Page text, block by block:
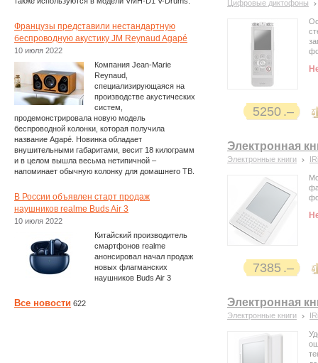
Цифровые диктофоны
5250
Электронная
Электронные книги
7385
Электронная
Электронные книги
Французы представили нестандартную
беспроводную акустику JM Reynaud Agapé
10 июля 2022
Компания Jean-Marie
Reynaud,
специализирующаяся на
производстве акустических
систем,
продемонстрировала новую модель
беспроводной колонки, которая получила
название Agapé. Новинка обладает
внушительными габаритами, весит 18 килограмм
и в целом вышла весьма нетипичной –
напоминает обычную колонку для домашнего ТВ.
В России объявлен старт продаж
наушников realme Buds Air 3
10 июля 2022
Китайский производитель
смартфонов realme
анонсировал начал продаж
новых флагманских
наушников Buds Air 3
Все новости 622